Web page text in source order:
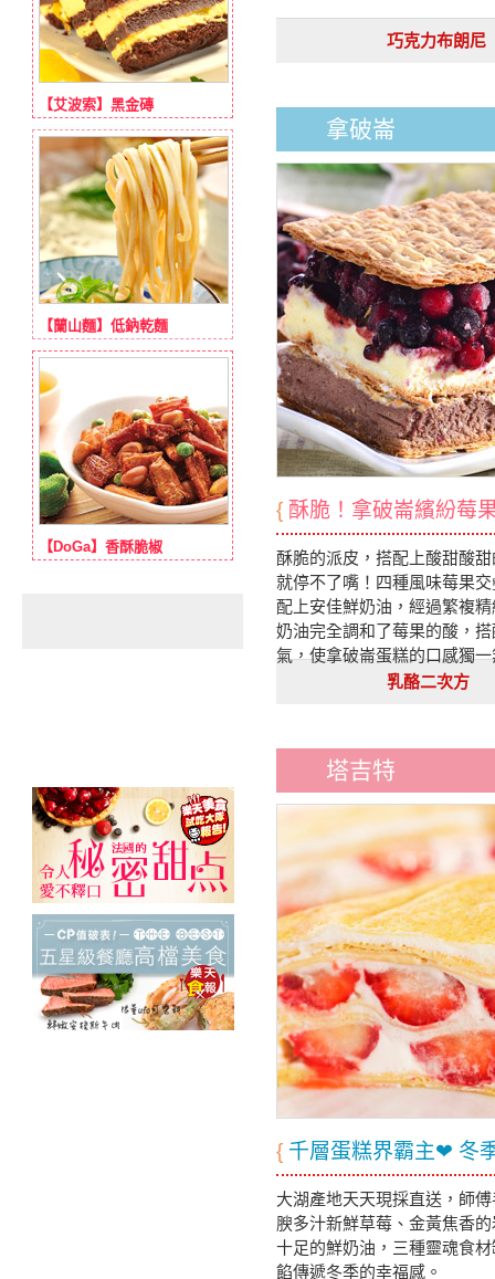
巧克力布朗尼
拿破崙
{ 酥脆！拿破崙繽紛莓
酥脆的派皮，搭配上酸甜酸
就停不了嘴！四種風味莓果
配上安佳鮮奶油，經過繁複
奶油完全調和了莓果的酸，
氣，使拿破崙蛋糕的口感獨
乳酪二次方
塔吉特
{ 千層蛋糕界霸主❤ 冬
大湖產地天天現採直送，師
腴多汁新鮮草莓、金黃焦香
十足的鮮奶油，三種靈魂食
餡傳遞冬季的幸福感。
【艾波索】黑金磚
【蘭山麵】低鈉乾麵
【DoGa】香酥脆椒